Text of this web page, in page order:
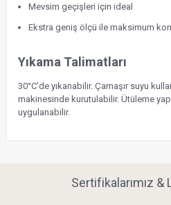
Mevsim geçişleri için ideal
Ekstra geniş ölçü ile maksimum
Yıkama Talimatları
30°C’de yıkanabilir. Çamaşır suyu
makinesinde kurutulabilir. Ütüleme
uygulanabilir.
Sertifikalarımız &